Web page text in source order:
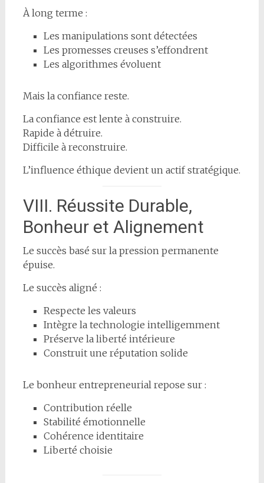
À long terme :
Les manipulations sont détectées
Les promesses creuses s’effondrent
Les algorithmes évoluent
Mais la confiance reste.
La confiance est lente à construire.
Rapide à détruire.
Difficile à reconstruire.
L’influence éthique devient un actif stratégique.
VIII. Réussite Durable,
Bonheur et Alignement
Le succès basé sur la pression permanente
épuise.
Le succès aligné :
Respecte les valeurs
Intègre la technologie intelligemment
Préserve la liberté intérieure
Construit une réputation solide
Le bonheur entrepreneurial repose sur :
Contribution réelle
Stabilité émotionnelle
Cohérence identitaire
Liberté choisie